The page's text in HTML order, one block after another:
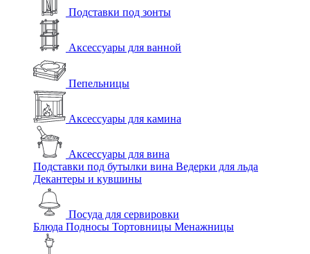
Подставки под зонты
Аксессуары для ванной
Пепельницы
Аксессуары для камина
Аксессуары для вина
Подставки под бутылки вина Ведерки для льда
Декантеры и кувшины
Посуда для сервировки
Блюда Подносы Тортовницы Менажницы